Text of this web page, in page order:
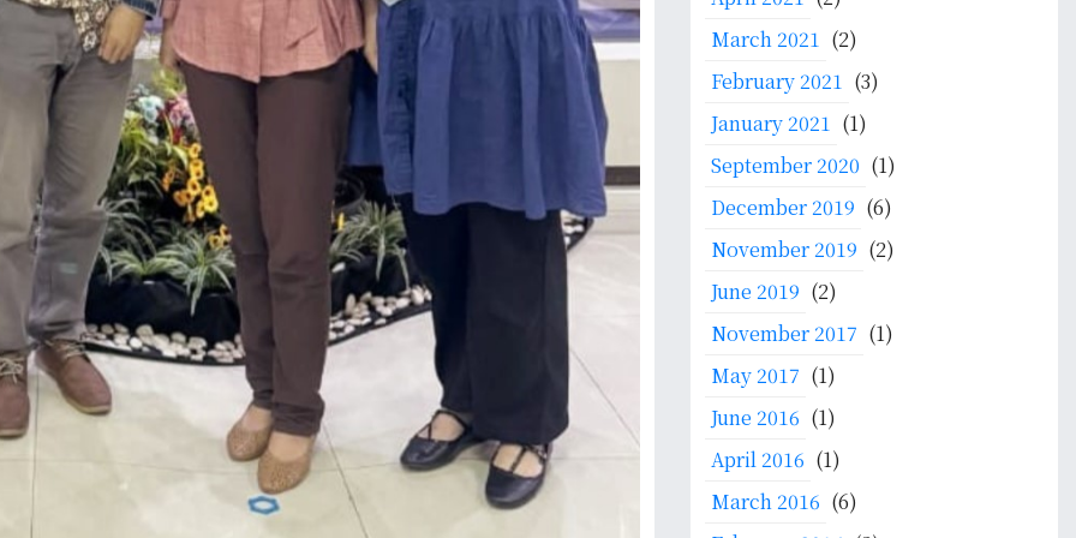
March 2021 (2)
February 2021 (3)
January 2021 (1)
September 2020 (1)
December 2019 (6)
November 2019 (2)
June 2019 (2)
November 2017 (1)
May 2017 (1)
June 2016 (1)
April 2016 (1)
March 2016 (6)